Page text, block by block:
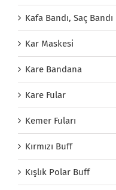
Kafa Bandı, Saç Bandı
Kar Maskesi
Kare Bandana
Kare Fular
Kemer Fuları
Kırmızı Buff
Kışlık Polar Buff